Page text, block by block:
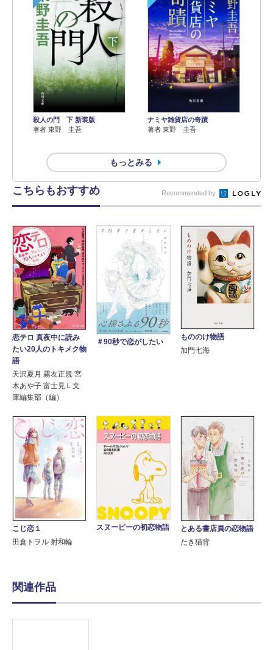
殺人の門 下 新装版
著者 東野 圭吾
ナミヤ雑貨店の奇蹟
著者 東野 圭吾
もっとみる
こちらもおすすめ Recommended by
恋テロ 真夜中に読み
たい20人のトキメク物
語
天沢夏月 霧友正規 宮
木あや子 富士見Ｌ文
庫編集部（編）
＃90秒で恋がしたい
もののけ物語
加門七海
こじ恋１
田倉トヲル 射和輪
スヌーピーの初恋物語
とある書店員の恋物語
たき猫背
関連作品